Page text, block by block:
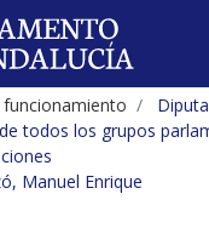
todos los grupos
Manuel Enrique